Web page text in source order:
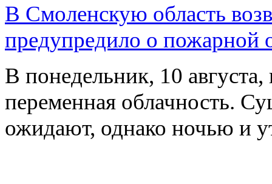
В Смоленскую область
предупредило о пожарной
В понедельник, 10
переменная облачность.
ожидают, однако ночью и